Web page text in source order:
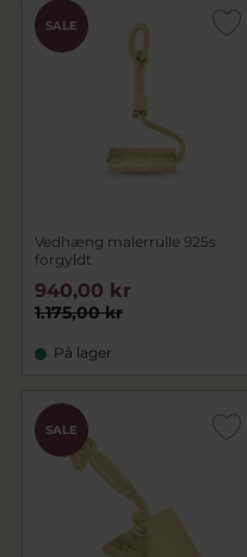
SALE
Vedhæng malerrulle 925s
forgyldt
1.175,00 kr
940,00 kr
På lager
SALE